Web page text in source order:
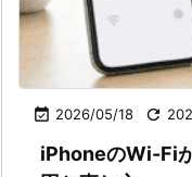
 2026/05/18 
iPhoneのWi-Fi